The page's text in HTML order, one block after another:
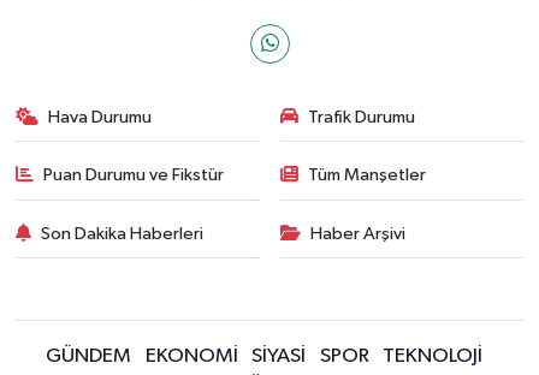
Hava Durumu Trafik Durumu
Puan Durumu ve Fikstür Tüm Manşetler
Son Dakika Haberleri Haber Arşivi
GÜNDEM EKONOMİ SİYASİ SPOR TEKNOLOJİ